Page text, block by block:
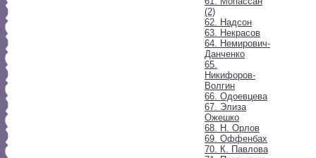
(2)
62. Надсон
63. Некрасов
64. Немирович-
Данченко
65.
Никифоров-
Волгин
66. Одоевцева
67. Элиза
Ожешко
68. Н. Орлов
69. Оффенбах
70. К. Павлова